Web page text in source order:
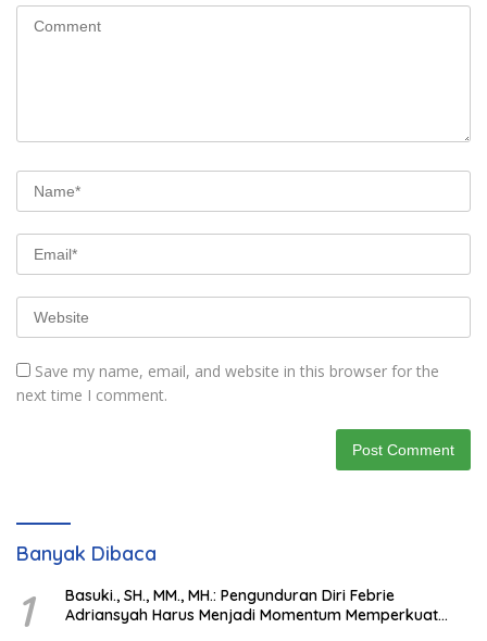
Save my name, email, and website in this browser for the
next time I comment.
Banyak Dibaca
1
Basuki., SH., MM., MH.: Pengunduran Diri Febrie
Adriansyah Harus Menjadi Momentum Memperkuat